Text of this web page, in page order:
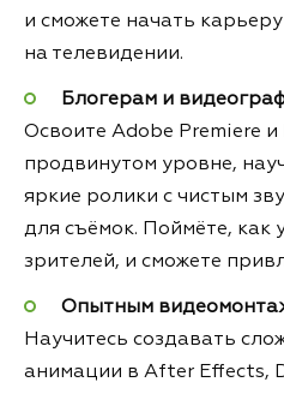
и сможете начать
на телевидении.
Блогерам и
Освоите Adobe Premiere
продвинутом уровне,
яркие ролики с чистым
для съёмок. Поймёте, как
зрителей, и сможете
Опытным
Научитесь создавать
анимации в After Effects,